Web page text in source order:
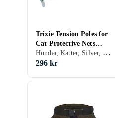
Trixie Tension Poles for
Cat Protective Nets
Gray 128-325 cm
Hundar, Katter, Silver, Grå, M
296 kr